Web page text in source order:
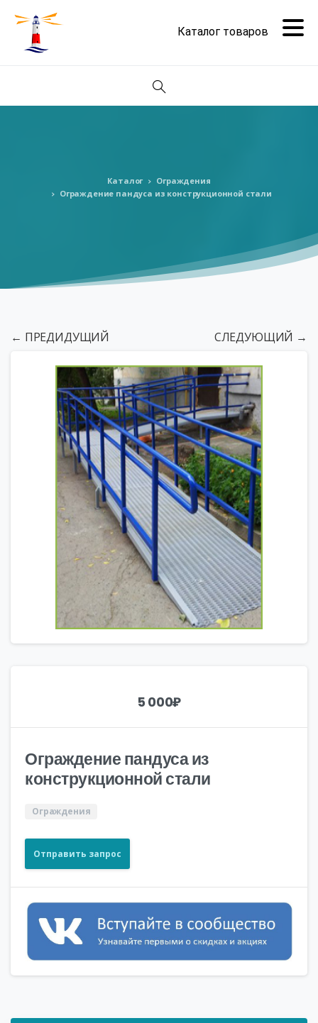
Поиск
Каталог
Ограждения
Ограждение пандуса из конструкционной стали
← ПРЕДИДУЩИЙ СЛЕДУЮЩИЙ →
5 000₽
Ограждение пандуса из
конструкционной стали
Ограждения
Отправить запрос